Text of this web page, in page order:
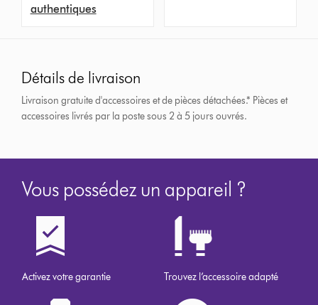
authentiques
Détails de livraison
Livraison gratuite d'accessoires et de pièces détachées.* Pièces et
accessoires livrés par la poste sous 2 à 5 jours ouvrés.
Vous possédez un appareil ?
Activez votre garantie Trouvez l’accessoire adapté